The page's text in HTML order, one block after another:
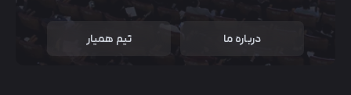
درباره ما تیم همیار